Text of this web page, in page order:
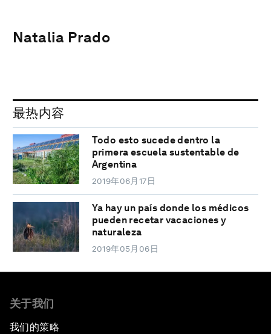
Natalia Prado
最热内容
Todo esto sucede dentro la
primera escuela sustentable de
Argentina
2019年06月17日
Ya hay un país donde los médicos
pueden recetar vacaciones y
naturaleza
2019年05月06日
关于我们
我们的策略